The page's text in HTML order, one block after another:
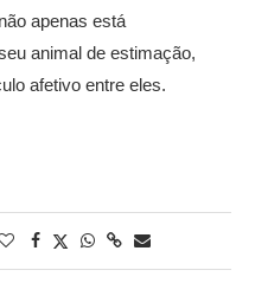
apenas está
animal de estimação,
afetivo entre eles.